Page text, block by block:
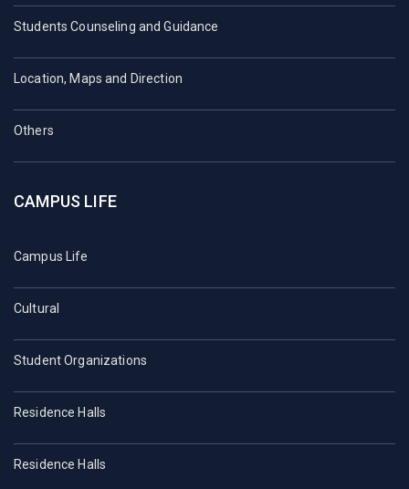
Students Counseling and Guidance
Location, Maps and Direction
Others
CAMPUS LIFE
Campus Life
Cultural
Student Organizations
Residence Halls
Residence Halls